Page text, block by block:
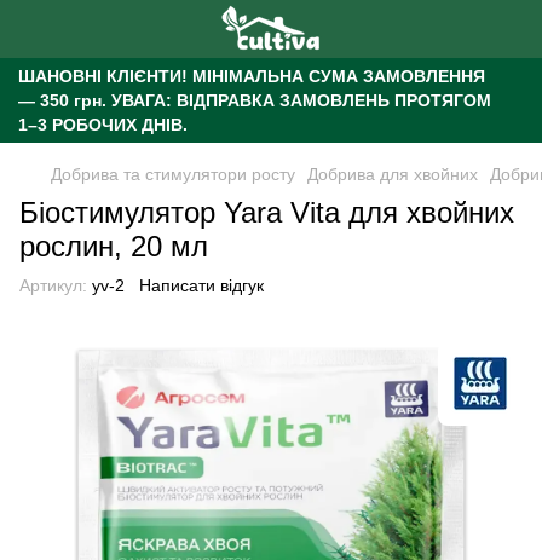
ШАНОВНІ КЛІЄНТИ! МІНІМАЛЬНА СУМА ЗАМОВЛЕННЯ
— 350 грн. УВАГА: ВІДПРАВКА ЗАМОВЛЕНЬ ПРОТЯГОМ
1–3 РОБОЧИХ ДНІВ.
Добрива та стимулятори росту Добрива для хвойних
Біостимулятор Yara Vita для хвойних
рослин, 20 мл
Артикул: yv-2 Написати відгук